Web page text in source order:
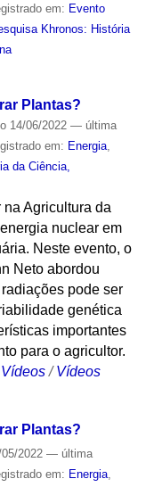
em: Evento
Khronos: História
Plantas?
14/06/2022 — última
em: Energia,
da Ciência,
Agricultura da
nuclear em
Neste evento, o
Neto abordou
pode ser
genética
importantes
para o agricultor.
Vídeos /Vídeos
Plantas?
2022 — última
em: Energia,